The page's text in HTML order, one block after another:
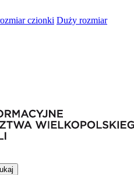
czionki Duży rozmiar